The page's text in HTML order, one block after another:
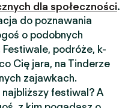
dla społeczności.
do poznawania
o podobnych
podróże, k-
Cię jara, na Tinderze
zajawkach.
festiwal? A